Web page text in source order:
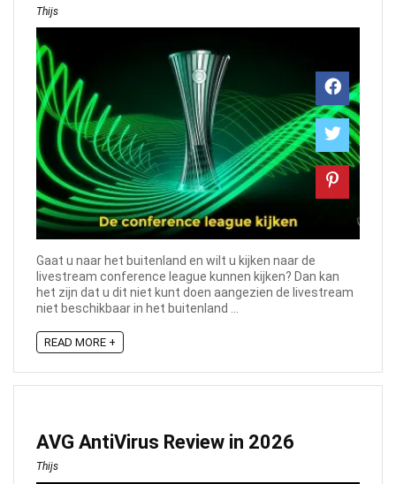
Thijs
Gaat u naar het buitenland en wilt u kijken naar de
livestream conference league kunnen kijken? Dan kan
het zijn dat u dit niet kunt doen aangezien de livestream
niet beschikbaar in het buitenland ...
READ MORE +
AVG AntiVirus Review in 2026
Thijs